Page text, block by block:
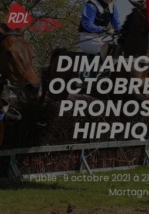
Publié : 9 octobre 2021 à